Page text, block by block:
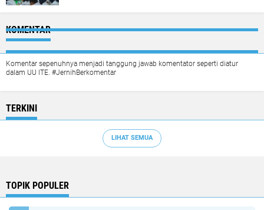
KOMENTAR
Komentar sepenuhnya menjadi tanggung jawab komentator seperti diatur
dalam UU ITE. #JernihBerkomentar
TERKINI
LIHAT SEMUA
TOPIK POPULER